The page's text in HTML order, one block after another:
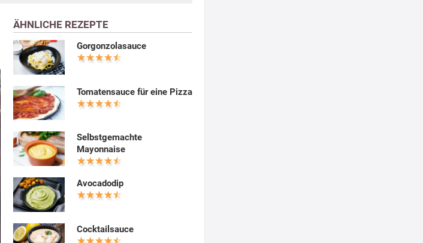
ÄHNLICHE REZEPTE
Gorgonzolasauce
Tomatensauce für eine Pizza
Selbstgemachte
Mayonnaise
Avocadodip
Cocktailsauce